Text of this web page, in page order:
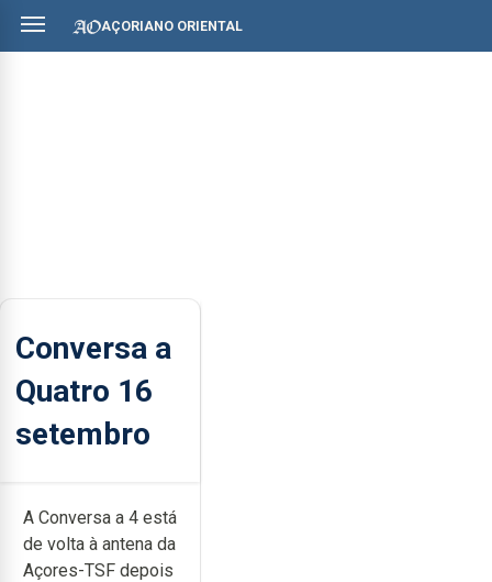
AÇORIANO ORIENTAL
Conversa a
Quatro 16
setembro
A Conversa a 4 está
de volta à antena da
Açores-TSF depois